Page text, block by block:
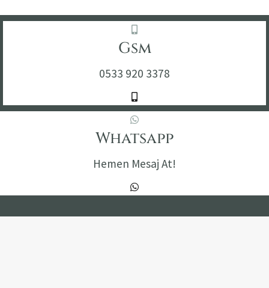
Gsm
0533 920 3378
Whatsapp
Hemen Mesaj At!